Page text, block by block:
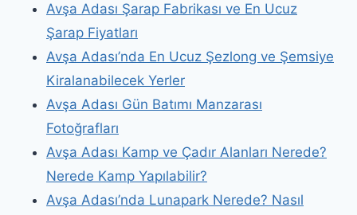
Avşa Adası Şarap Fabrikası ve En Ucuz
Şarap Fiyatları
Avşa Adası’nda En Ucuz Şezlong ve Şemsiye
Kiralanabilecek Yerler
Avşa Adası Gün Batımı Manzarası
Fotoğrafları
Avşa Adası Kamp ve Çadır Alanları Nerede?
Nerede Kamp Yapılabilir?
Avşa Adası’nda Lunapark Nerede? Nasıl